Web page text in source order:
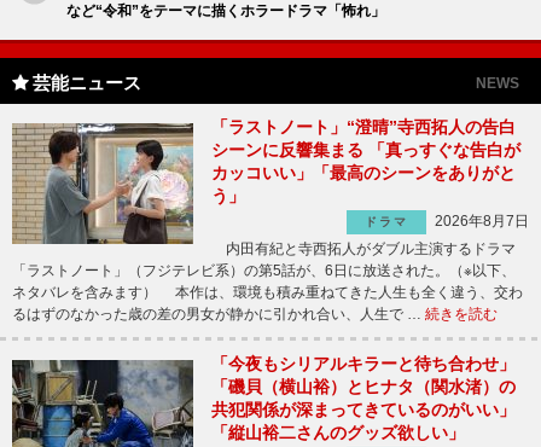
など“令和”をテーマに描くホラードラマ「怖れ」
芸能ニュース NEWS
「ラストノート」“澄晴”寺西拓人の告白
シーンに反響集まる 「真っすぐな告白が
カッコいい」「最高のシーンをありがと
う」
ドラマ
2026年8月7日
内田有紀と寺西拓人がダブル主演するドラマ
「ラストノート」（フジテレビ系）の第5話が、6日に放送された。（※以下、
ネタバレを含みます） 本作は、環境も積み重ねてきた人生も全く違う、交わ
るはずのなかった歳の差の男女が静かに引かれ合い、人生で … 続きを読む
「今夜もシリアルキラーと待ち合わせ」
「磯貝（横山裕）とヒナタ（関水渚）の
共犯関係が深まってきているのがいい」
「縦山裕二さんのグッズ欲しい」